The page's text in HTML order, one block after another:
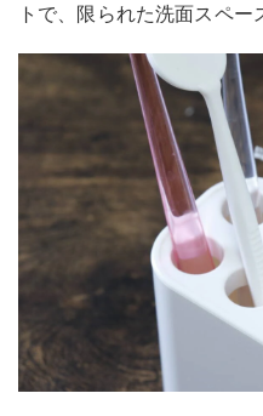
トで、限られた洗面スペー